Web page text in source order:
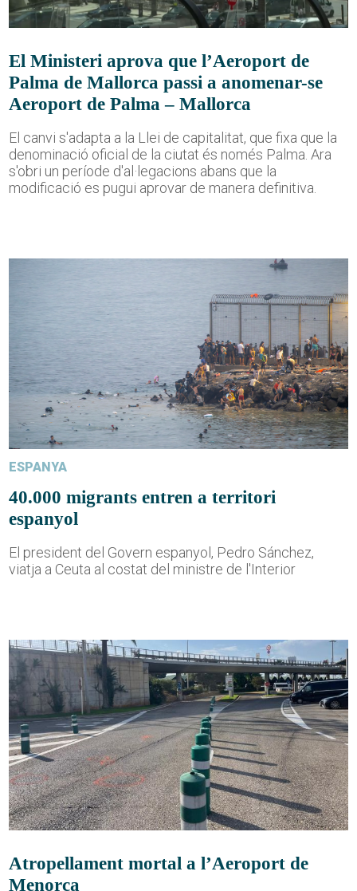
El Ministeri aprova que l’Aeroport de
Palma de Mallorca passi a anomenar-se
Aeroport de Palma – Mallorca
El canvi s'adapta a la Llei de capitalitat, que fixa que la
denominació oficial de la ciutat és només Palma. Ara
s'obri un període d'al·legacions abans que la
modificació es pugui aprovar de manera definitiva.
ESPANYA
40.000 migrants entren a territori
espanyol
El president del Govern espanyol, Pedro Sánchez,
viatja a Ceuta al costat del ministre de l'Interior
Atropellament mortal a l’Aeroport de
Menorca